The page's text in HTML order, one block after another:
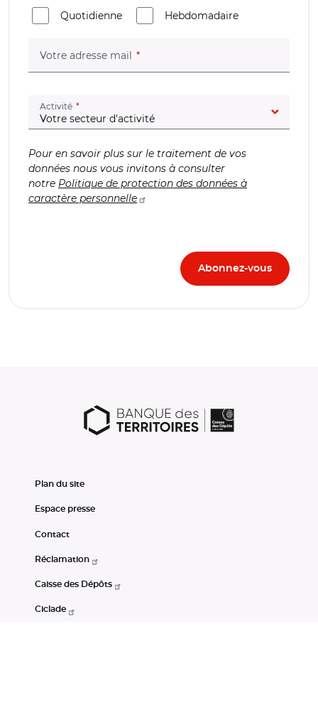
Quotidienne
Hebdomadaire
Votre adresse mail (champ obligatoire)
Activité (champ obligatoire)
Pour en savoir plus sur le traitement de vos
données nous vous invitons à consulter
notre Politique de protection des données à
caractère personnelle
Plan du site
Espace presse
Contact
Réclamation
Caisse des Dépôts
Ciclade